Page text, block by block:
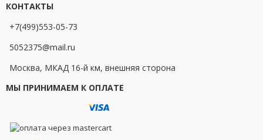
КОНТАКТЫ
+7(499)553-05-73
5052375@mail.ru
Москва, МКАД 16-й км, внешняя сторона
МЫ ПРИНИМАЕМ К ОПЛАТЕ